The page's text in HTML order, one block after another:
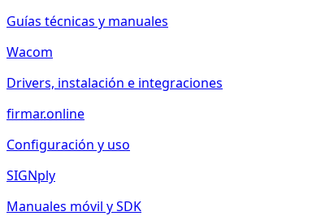
Guías técnicas y manuales
Wacom
Drivers, instalación e integraciones
firmar.online
Configuración y uso
SIGNply
Manuales móvil y SDK